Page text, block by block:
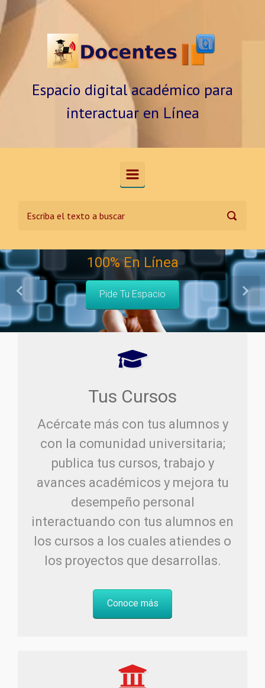
Saltar al contenido principal
Espacio digital académico para
interactuar en Línea
100% En Línea
Pide Tu Espacio
Anterior
Tus Cursos
Acércate más con tus alumnos y
con la comunidad universitaria;
publica tus cursos, trabajo y
avances académicos y mejora tu
desempeño personal
interactuando con tus alumnos en
los cursos a los cuales atiendes o
los proyectos que desarrollas.
Conoce más